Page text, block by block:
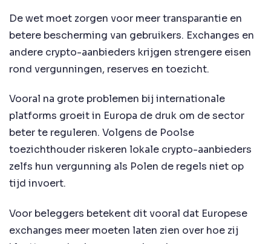
De wet moet zorgen voor meer transparantie en
betere bescherming van gebruikers. Exchanges en
andere crypto-aanbieders krijgen strengere eisen
rond vergunningen, reserves en toezicht.
Vooral na grote problemen bij internationale
platforms groeit in Europa de druk om de sector
beter te reguleren. Volgens de Poolse
toezichthouder riskeren lokale crypto-aanbieders
zelfs hun vergunning als Polen de regels niet op
tijd invoert.
Voor beleggers betekent dit vooral dat Europese
exchanges meer moeten laten zien over hoe zij